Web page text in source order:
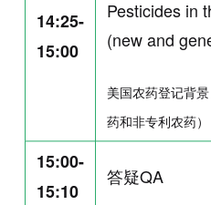
14:25-
15:00
Pesticides in
(new and
美国农药登记背
药和非专利农药）
15:00-
15:10
答疑QA